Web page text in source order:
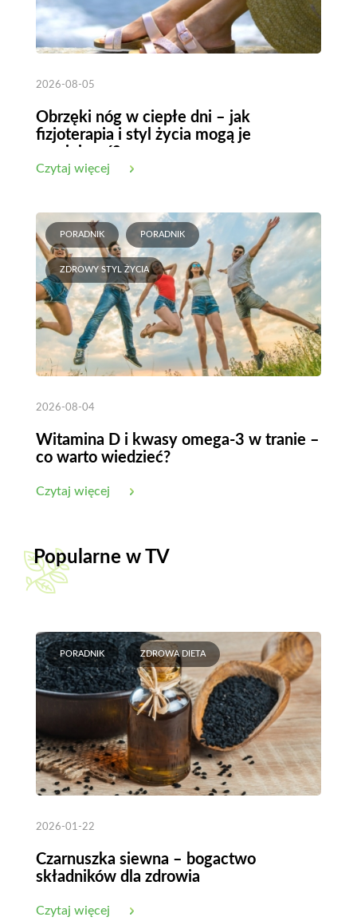
2026-08-05
Obrzęki nóg w ciepłe dni – jak
fizjoterapia i styl życia mogą je
zmniejszyć?
Czytaj więcej
PORADNIK PORADNIK
ZDROWY STYL ŻYCIA
2026-08-04
Witamina D i kwasy omega-3 w tranie –
co warto wiedzieć?
Czytaj więcej
Popularne w TV
PORADNIK ZDROWA DIETA
2026-01-22
Czarnuszka siewna – bogactwo
składników dla zdrowia
Czytaj więcej